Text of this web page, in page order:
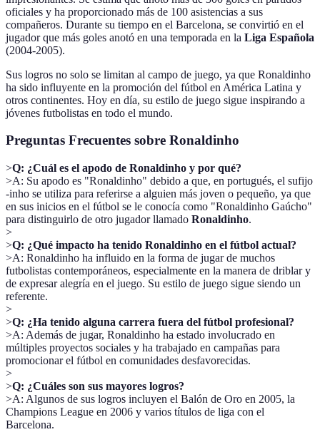
oficiales y ha proporcionado más de 100 asistencias a sus
compañeros. Durante su tiempo en el Barcelona, se convirtió en el
jugador que más goles anotó en una temporada en la Liga Española
(2004-2005).
Sus logros no solo se limitan al campo de juego, ya que Ronaldinho
ha sido influyente en la promoción del fútbol en América Latina y
otros continentes. Hoy en día, su estilo de juego sigue inspirando a
jóvenes futbolistas en todo el mundo.
Preguntas Frecuentes sobre Ronaldinho
>Q: ¿Cuál es el apodo de Ronaldinho y por qué?
>A: Su apodo es "Ronaldinho" debido a que, en portugués, el sufijo
-inho se utiliza para referirse a alguien más joven o pequeño, ya que
en sus inicios en el fútbol se le conocía como "Ronaldinho Gaúcho"
para distinguirlo de otro jugador llamado Ronaldinho.
>
>Q: ¿Qué impacto ha tenido Ronaldinho en el fútbol actual?
>A: Ronaldinho ha influido en la forma de jugar de muchos
futbolistas contemporáneos, especialmente en la manera de driblar y
de expresar alegría en el juego. Su estilo de juego sigue siendo un
referente.
>
>Q: ¿Ha tenido alguna carrera fuera del fútbol profesional?
>A: Además de jugar, Ronaldinho ha estado involucrado en
múltiples proyectos sociales y ha trabajado en campañas para
promocionar el fútbol en comunidades desfavorecidas.
>
>Q: ¿Cuáles son sus mayores logros?
>A: Algunos de sus logros incluyen el Balón de Oro en 2005, la
Champions League en 2006 y varios títulos de liga con el
Barcelona.